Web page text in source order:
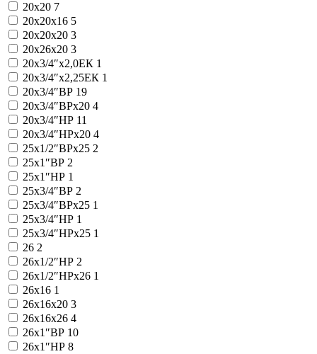
20x20 7
20x20x16 5
20x20x20 3
20x26x20 3
20x3/4″x2,0ЕК 1
20x3/4″x2,25ЕК 1
20x3/4″ВР 19
20x3/4″ВРx20 4
20x3/4″НР 11
20x3/4″НРx20 4
25x1/2″ВРx25 2
25x1″ВР 2
25x1″НР 1
25x3/4″ВР 2
25x3/4″ВРx25 1
25x3/4″НР 1
25x3/4″НРx25 1
26 2
26x1/2″НР 2
26x1/2″НРx26 1
26x16 1
26x16x20 3
26x16x26 4
26x1″ВР 10
26x1″НР 8